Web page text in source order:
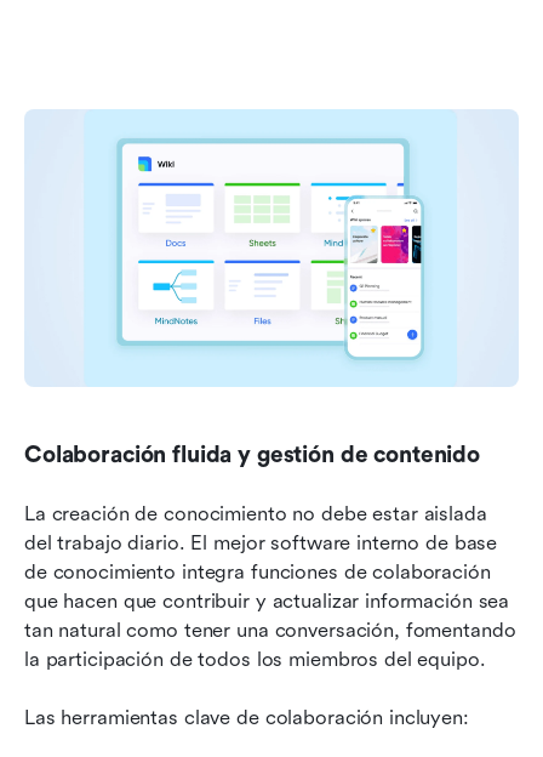
Colaboración fluida y gestión de contenido
La creación de conocimiento no debe estar aislada
del trabajo diario. El mejor software interno de base
de conocimiento integra funciones de colaboración
que hacen que contribuir y actualizar información sea
tan natural como tener una conversación, fomentando
la participación de todos los miembros del equipo.
Las herramientas clave de colaboración incluyen: